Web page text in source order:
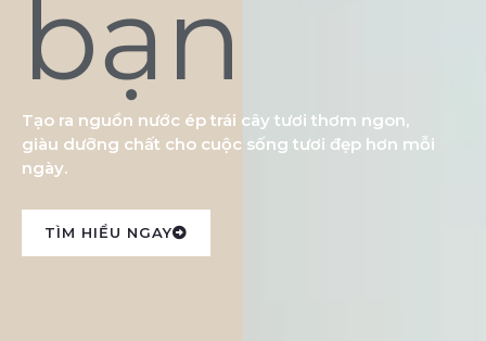
bạn
Tạo ra nguồn nước ép trái cây tươi thơm ngon,
giàu dưỡng chất cho cuộc sống tươi đẹp hơn mỗi
ngày.
TÌM HIỂU NGAY